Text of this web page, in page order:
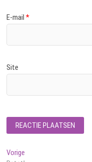
E-mail*
Site
Bericht
Vorige